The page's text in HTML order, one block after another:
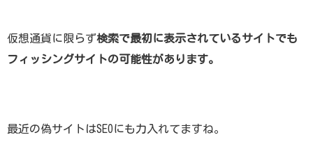
仮想通貨に限らず検索で最初に表示されているサイトでも
フィッシングサイトの可能性があります。
最近の偽サイトはSEOにも力入れてますね。